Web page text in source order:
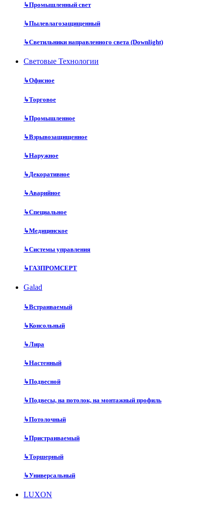
↳Промышленный свет
↳Пылевлагозащищенный
↳Светильники направленного света (Downlight)
Световые Технологии
↳Офисное
↳Торговое
↳Промышленное
↳Взрывозащищенное
↳Наружное
↳Декоративное
↳Аварийное
↳Специальное
↳Медицинское
↳Системы управления
↳ГАЗПРОМСЕРТ
Galad
↳Встраиваемый
↳Консольный
↳Лира
↳Настенный
↳Подвесной
↳Подвесы, на потолок, на монтажный профиль
↳Потолочный
↳Пристраиваемый
↳Торшерный
↳Универсальный
LUXON